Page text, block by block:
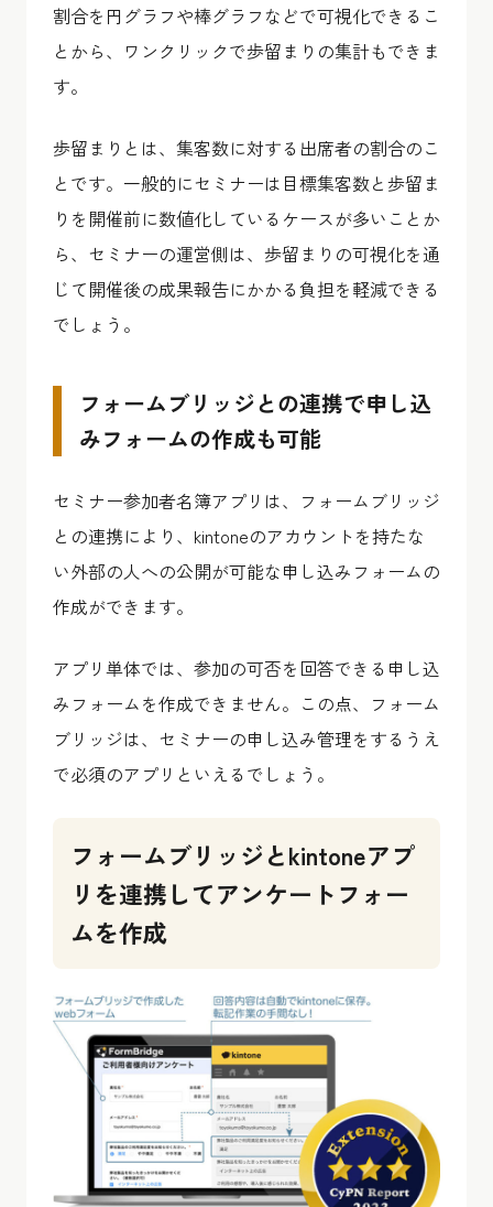
割合を円グラフや棒グラフなどで可視化できるこ
とから、ワンクリックで歩留まりの集計もできま
す。
歩留まりとは、集客数に対する出席者の割合のこ
とです。一般的にセミナーは目標集客数と歩留ま
りを開催前に数値化しているケースが多いことか
ら、セミナーの運営側は、 歩留まりの可視化を通
じて開催後の成果報告にかかる負担を軽減できる
でしょう。
フォームブリッジとの連携で申し込
みフォームの作成も可能
セミナー参加者名簿アプリは、フォームブリッジ
との連携により、 kintoneのアカウントを持たな
い外部の人への公開が可能な申し込みフォームの
作成ができます。
アプリ単体では、参加の可否を回答できる申し込
みフォームを作成できません。この点、フォーム
ブリッジは、セミナーの申し込み管理をするうえ
で必須のアプリといえるでしょう。
フォームブリッジとkintoneアプ
リを連携してアンケートフォー
ムを作成